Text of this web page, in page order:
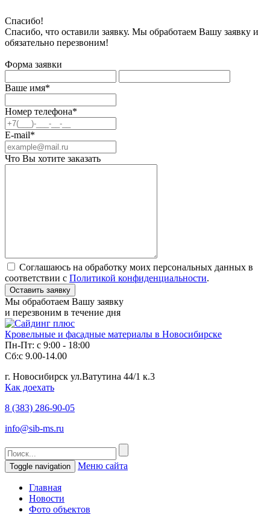
Спасибо!
Спасибо, что оставили заявку. Мы обработаем Вашу заявку и
обязательно перезвоним!
Форма заявки
Ваше имя*
Номер телефона*
E-mail*
Что Вы хотите заказать
Соглашаюсь на обработку моих персональных данных в
соответствии с Политикой конфиденциальности.
Мы обработаем Вашу заявку
и перезвоним в течение дня
Кровельные и фасадные материалы в Новосибирске
Пн-Пт: с 9:00 - 18:00
Сб:с 9.00-14.00
г. Новосибирск ул.Ватутина 44/1 к.3
Как доехать
8 (383) 286-90-05
info@sib-ms.ru
Toggle navigation Меню сайта
Главная
Новости
Фото объектов